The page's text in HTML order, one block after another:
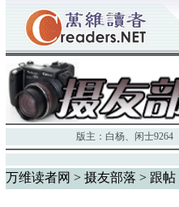
版主： 白杨、 闲士9264
万维读者网 > 摄友部落 > 跟帖